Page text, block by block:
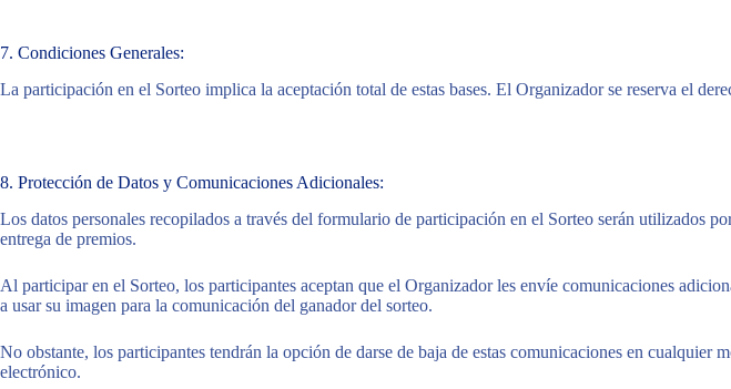
7. Condiciones Generales:
La participación en el Sorteo implica la aceptación total de estas bases. El Organizador se reserva el
8. Protección de Datos y Comunicaciones Adicionales:
Los datos personales recopilados a través del formulario de participación en el Sorteo serán
entrega de premios.
Al participar en el Sorteo, los participantes aceptan que el Organizador les envíe comunicaciones
a usar su imagen para la comunicación del ganador del sorteo.
No obstante, los participantes tendrán la opción de darse de baja de estas comunicaciones en
electrónico.